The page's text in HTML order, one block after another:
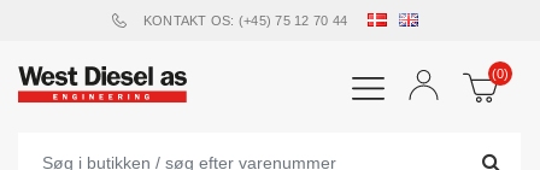
KONTAKT OS: (+45) 75 12 70 44
(0)